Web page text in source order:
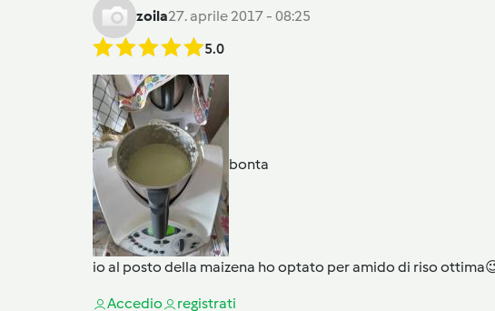
zoila27. aprile 2017 - 08:25
5.0
bonta
io al posto della maizena ho optato per amido di riso
Accedio registrati